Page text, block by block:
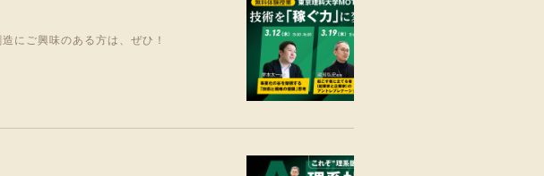
にご興味のある方は、ぜひ！